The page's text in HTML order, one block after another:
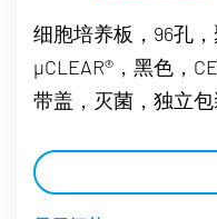
细胞培养板，96孔
µCLEAR®，黑色，
带盖，灭菌，独立包